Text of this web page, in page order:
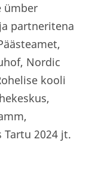
ümber
partneritena
Nordic
kooli
2024 jt.